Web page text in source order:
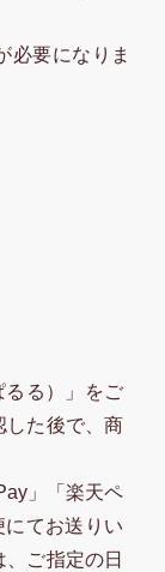
必要になりま
る）」をご
した後で、商
」「楽天ペ
てお送りい
ご指定の日